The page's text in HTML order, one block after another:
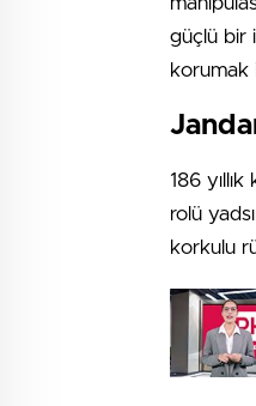
güçlü bir
korumak
186
rolü
korkulu